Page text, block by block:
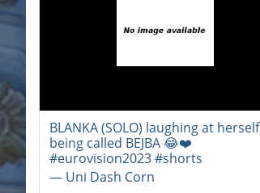
BLANKA (SOLO) laughing at herself
being called BEJBA 😂❤️
#eurovision2023 #shorts
― Uni Dash Corn